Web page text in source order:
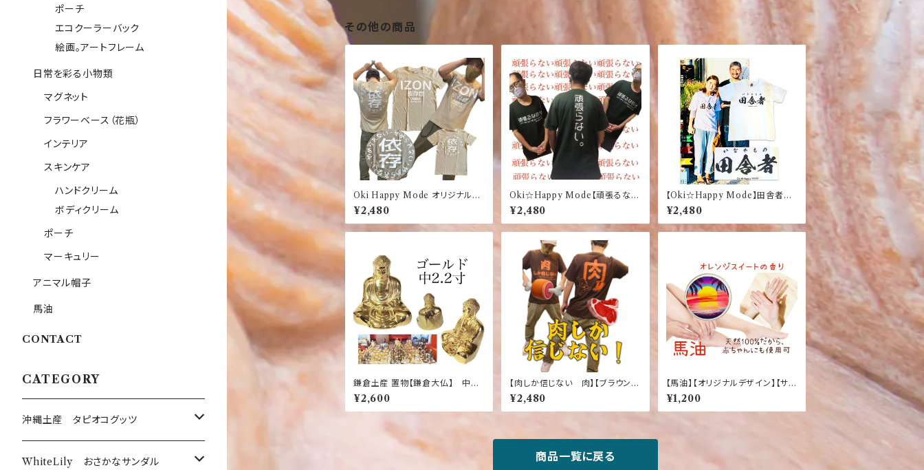
その他の商品
Oki Happy Mode オリジナルT
シャツ【依存症】【やめられない】グ
レージュ Tシャツ 面白 ふざ
け
¥2,480
Oki☆Happy Mode【頑張るな自
分】【頑張らない】おもしろ ふざけ
Tシャツ【ダークグリーン】
¥2,480
【Oki☆Happy Mode】田舎者
オリジナルTシャツ
¥2,480
鎌倉土産 置物【鎌倉大仏】 中
2.2寸 ゴールド シルバーゴール
ド【インテリア】【雑貨】
¥2,600
【肉しか信じない 肉】【ブラウン】
おもしろＴシャツ ふざけTシャツ
¥2,480
【馬油】【オリジナルデザイン】【サン
セット】【オレンジスイートの香り】
ナチュラルオイル マルチバーム2
0g（化粧用オイル）
¥1,200
商品一覧に戻る
ポーチ
エコクーラーバック
絵画。アートフレーム
日常を彩る小物類
マグネット
フラワーベース（花瓶）
インテリア
スキンケア
ハンドクリーム
ボディクリーム
ポーチ
マーキュリー
アニマル帽子
馬油
CONTACT
CATEGORY
沖縄土産 タピオコグッツ
沖縄限定Tシャツ
WhiteLily おさかなサンダル